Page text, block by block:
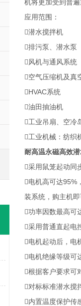
机将更加受到普遍
应用范围：
潜水搅拌机
排污泵、潜水泵
风机与通风系统
空气压缩机及真
HVAC系统
油田抽油机
工业吊扇、空冷
工业机械：纺织
耐高温永磁高效
采用鼠笼起动同
电机高可达95%
装系统，购主机
功率因数最高可
采用普通直起电
电机起动后，电
电机绝缘等级可
根据客户要求可
对标标准潜水搅
内置温度保护传